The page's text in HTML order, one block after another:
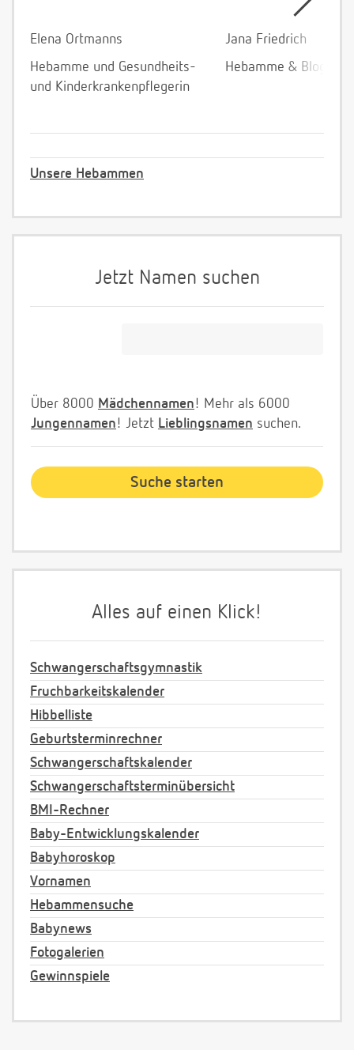
Elena Ortmanns
Hebamme und Gesundheits-
und Kinderkrankenpflegerin
Jana Friedrich
Hebamme &
Unsere Hebammen
Jetzt Namen suchen
Über 8000 Mädchennamen! Mehr als 6000
Jungennamen! Jetzt Lieblingsnamen suchen.
Alles auf einen Klick!
Schwangerschaftsgymnastik
Fruchbarkeitskalender
Hibbelliste
Geburtsterminrechner
Schwangerschaftskalender
Schwangerschaftsterminübersicht
BMI-Rechner
Baby-Entwicklungskalender
Babyhoroskop
Vornamen
Hebammensuche
Babynews
Fotogalerien
Gewinnspiele